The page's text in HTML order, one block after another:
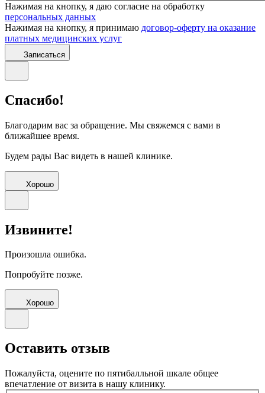
Нажимая на кнопку, я даю согласие на обработку
персональных данных
Нажимая на кнопку, я принимаю договор-оферту на оказание
платных медицинских услуг
Записаться
Спасибо!
Благодарим вас за обращение. Мы свяжемся с вами в
ближайшее время.
Будем рады Вас видеть в нашей клинике.
Хорошо
Извините!
Произошла ошибка.
Попробуйте позже.
Хорошо
Оставить отзыв
Пожалуйста, оцените по пятибалльной шкале общее
впечатление от визита в нашу клинику.